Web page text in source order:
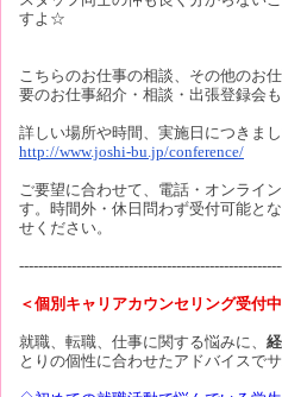
すよ☆
こちらのお仕事の相談、その他のお
要のお仕事紹介・相談・出張登録会も
詳しい場所や時間、実施日につきま
http://www.joshi-bu.jp/conference/
ご要望に合わせて、電話・オンライ
す。時間外・休日問わず受付可能と
せください。
＜個別キャリアカウンセリング受付
就職、転職、仕事に関する悩みに、
とりの個性に合わせたアドバイスで